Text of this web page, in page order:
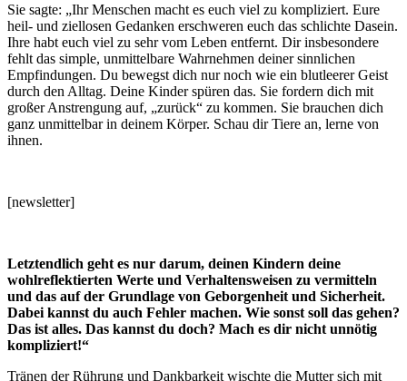
Sie sagte: „Ihr Menschen macht es euch viel zu kompliziert. Eure
heil- und ziellosen Gedanken erschweren euch das schlichte Dasein.
Ihre habt euch viel zu sehr vom Leben entfernt. Dir insbesondere
fehlt das simple, unmittelbare Wahrnehmen deiner sinnlichen
Empfindungen. Du bewegst dich nur noch wie ein blutleerer Geist
durch den Alltag. Deine Kinder spüren das. Sie fordern dich mit
großer Anstrengung auf, „zurück“ zu kommen. Sie brauchen dich
ganz unmittelbar in deinem Körper. Schau dir Tiere an, lerne von
ihnen.
[newsletter]
Letztendlich geht es nur darum, deinen Kindern deine
wohlreflektierten Werte und Verhaltensweisen zu vermitteln
und das auf der Grundlage von Geborgenheit und Sicherheit.
Dabei kannst du auch Fehler machen. Wie sonst soll das gehen?
Das ist alles. Das kannst du doch? Mach es dir nicht unnötig
kompliziert!“
Tränen der Rührung und Dankbarkeit wischte die Mutter sich mit